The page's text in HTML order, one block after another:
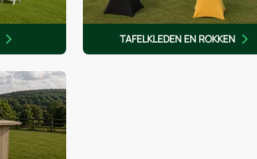
TAFELKLEDEN EN ROKKEN